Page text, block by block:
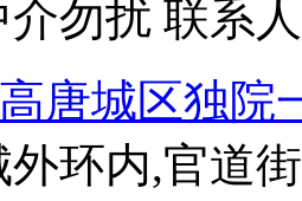
勿扰 联系
唐城区独院
外环内,官道